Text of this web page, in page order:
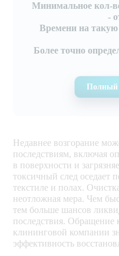
Минимальное кол-
-
Времени на такую
Более точно
Полный
Недавнее возгорание
последствиям, включая
в поверхности и
токсичный след оседает
текстиле и полах.
неотложная мера. Чем
тем больше шансов
последствия. Обращение
клининговой компании
эффективность